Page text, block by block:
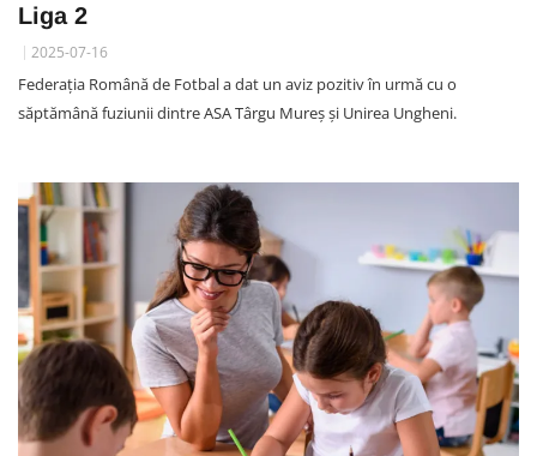
Liga 2
2025-07-16
Federația Română de Fotbal a dat un aviz pozitiv în urmă cu o
săptămână fuziunii dintre ASA Târgu Mureș și Unirea Ungheni.